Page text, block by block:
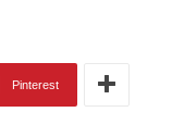
Pinterest